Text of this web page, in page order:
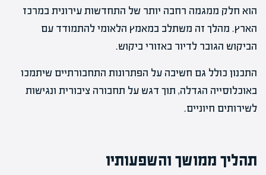
הוא חלק ממגמה רחבה יותר של התחדשות עירונית במרכז
הארץ. מהלך זה משתלב במאמץ הלאומי להתמודד עם
הביקוש הגובר לדיור באזורי ביקוש.
התכנון כולל גם חשיבה על הפתרונות התחבורתיים שיתמכו
באוכלוסייה הגדלה, תוך דגש על תחבורה ציבורית ונגישות
לשירותים חיוניים.
תהליך ממושך והשפעותיו